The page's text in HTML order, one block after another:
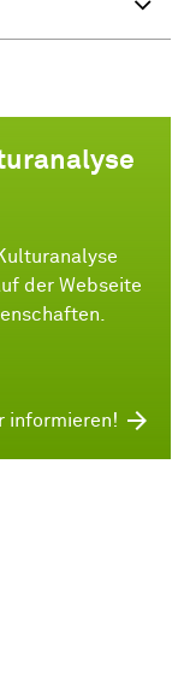
der Webseite
informieren!